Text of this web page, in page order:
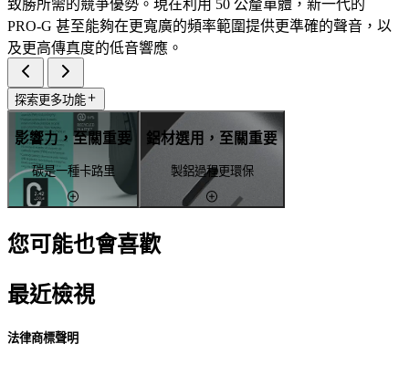
致勝所需的競爭優勢。現在利用 50 公釐單體，新一代的
PRO-G 甚至能夠在更寬廣的頻率範圍提供更準確的聲音，以
及更高傳真度的低音響應。
探索更多功能
影響力，至關重要
碳是一種卡路里
鋁材選用，至關重要
製鋁過程更環保
您可能也會喜歡
最近檢視
法律商標聲明